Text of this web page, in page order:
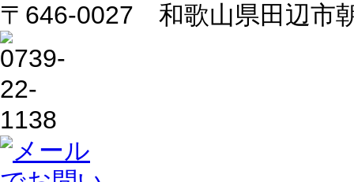
〒646-0027 和歌山県田辺市